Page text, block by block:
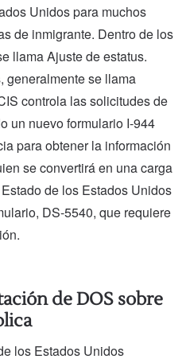
Unidos para muchos
de inmigrante. Dentro de los
llama Ajuste de estatus.
generalmente se llama
controla las solicitudes de
un nuevo formulario I-944
para obtener la información
se convertirá en una carga
de los Estados Unidos
DS-5540, que requiere
de DOS sobre
los Estados Unidos